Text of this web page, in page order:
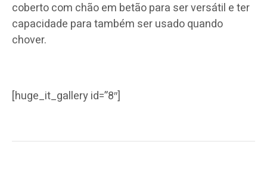
coberto com chão em betão para ser versátil e ter
capacidade para também ser usado quando
chover.
[huge_it_gallery id=”8″]